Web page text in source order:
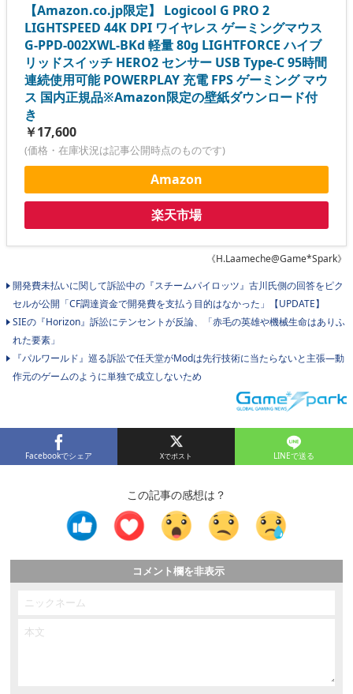
【Amazon.co.jp限定】 Logicool G PRO 2
LIGHTSPEED 44K DPI ワイヤレス ゲーミングマウス
G-PPD-002XWL-BKd 軽量 80g LIGHTFORCE ハイブ
リッドスイッチ HERO2 センサー USB Type-C 95時間
連続使用可能 POWERPLAY 充電 FPS ゲーミング マウ
ス 国内正規品※Amazon限定の壁紙ダウンロード付
き
￥17,600
(価格・在庫状況は記事公開時点のものです)
Amazon
楽天市場
《H.Laameche@Game*Spark》
開発費未払いに関して訴訟中の『スチームパイロッツ』古川氏側の回答をピク
セルが公開「CF調達資金で開発費を支払う目的はなかった」【UPDATE】
SIEの『Horizon』訴訟にテンセントが反論、「赤毛の英雄や機械生命はありふ
れた要素」
『パルワールド』巡る訴訟で任天堂がModは先行技術に当たらないと主張―動
作元のゲームのように単独で成立しないため
Facebookでシェア LINEで送る
この記事の感想は？
コメント欄を非表示